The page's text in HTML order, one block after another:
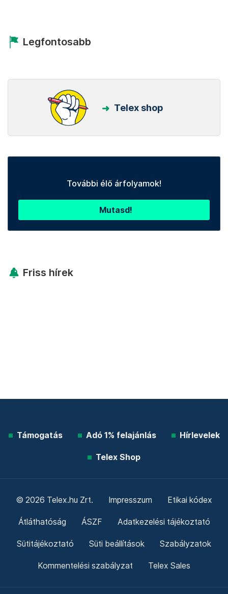
Legfontosabb
Telex shop
További élő árfolyamok!
Mutasd!
Friss hírek
Támogatás Adó 1% felajánlás Hírlevelek
Telex Shop
© 2026 Telex.hu Zrt. Impresszum Etikai kódex
Átláthatóság ÁSZF Adatkezelési tájékoztató
Sütitájékoztató Süti beállítások Szabályzatok
Kommentelési szabályzat Telex Sales